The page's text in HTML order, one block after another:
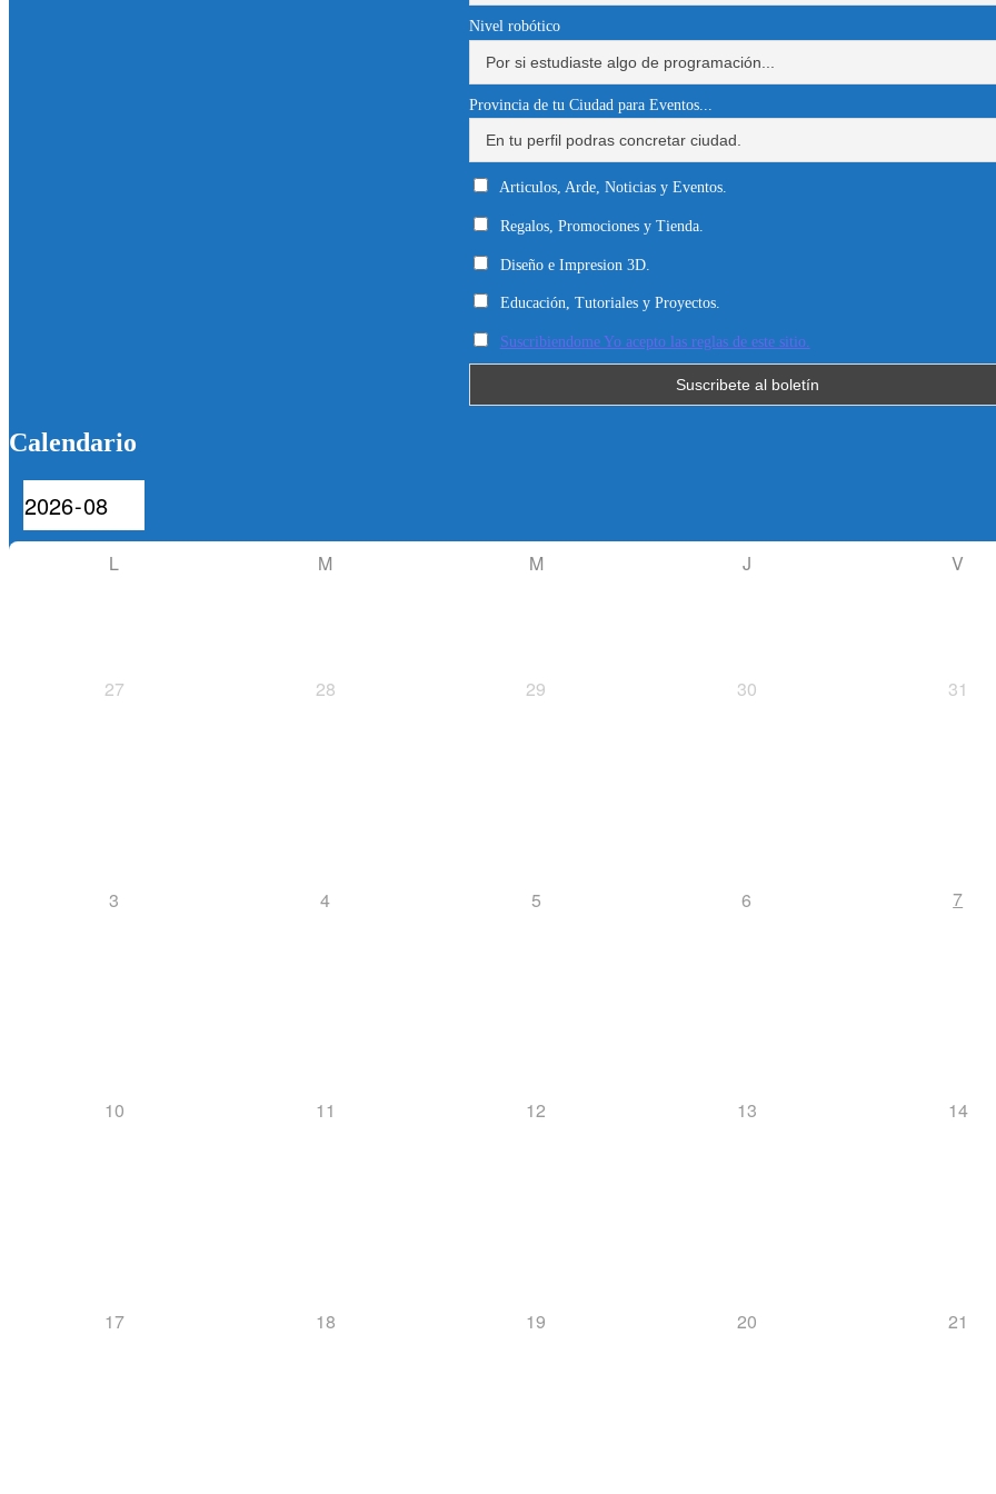
Nivel robótico
Provincia de tu Ciudad para Eventos...
Articulos, Arde, Noticias y Eventos.
Regalos, Promociones y Tienda.
Diseño e Impresion 3D.
Educación, Tutoriales y Proyectos.
Suscribiendome Yo acepto las reglas de este sitio.
Calendario
L M M J V
27 28 29 30 31
3 4 5 6 7
10 11 12 13 14
17 18 19 20 21